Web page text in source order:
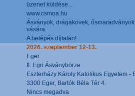
üzenet küldése...
www.csmoa.hu
Ásványok, drágakövek,
vására.
A belépés díjtalan!
2026. szeptember 12-13.
Eger
II. Egri Ásványbörze
Eszterházy Károly Katolikus Egyetem -
3300 Eger, Bartók Béla Tér 4.
Nincs megadva